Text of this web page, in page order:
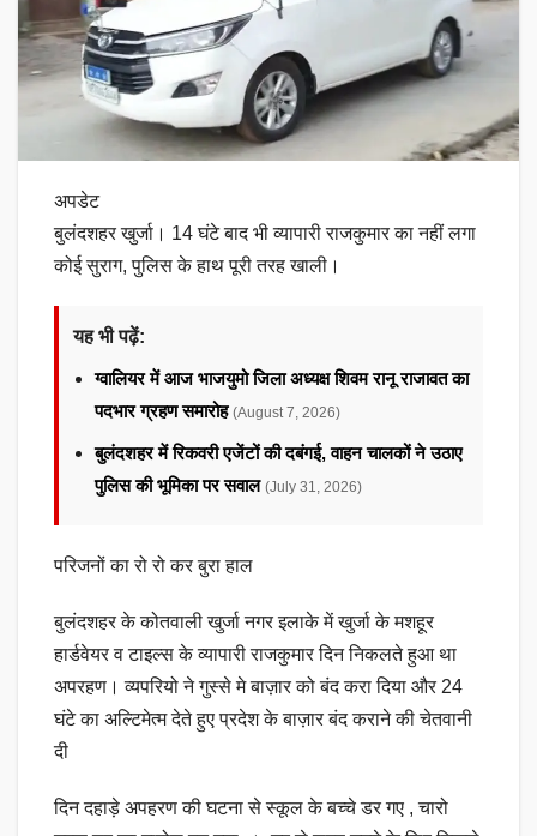
अपडेट
बुलंदशहर खुर्जा। 14 घंटे बाद भी व्यापारी राजकुमार का नहीं लगा
कोई सुराग, पुलिस के हाथ पूरी तरह खाली।
यह भी पढ़ें:
ग्वालियर में आज भाजयुमो जिला अध्यक्ष शिवम रानू राजावत का
पदभार ग्रहण समारोह (August 7, 2026)
बुलंदशहर में रिकवरी एजेंटों की दबंगई, वाहन चालकों ने उठाए
पुलिस की भूमिका पर सवाल (July 31, 2026)
परिजनों का रो रो कर बुरा हाल
बुलंदशहर के कोतवाली खुर्जा नगर इलाके में खुर्जा के मशहूर
हार्डवेयर व टाइल्स के व्यापारी राजकुमार दिन निकलते हुआ था
अपरहण। व्यपरियो ने गुस्से मे बाज़ार को बंद करा दिया और 24
घंटे का अल्टिमेत्म देते हुए प्रदेश के बाज़ार बंद कराने की चेतवानी
दी
दिन दहाड़े अपहरण की घटना से स्कूल के बच्चे डर गए , चारो